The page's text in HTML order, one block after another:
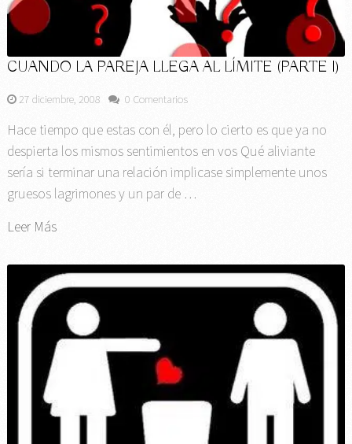
CUANDO LA PAREJA LLEGA AL LÍMITE (PARTE I)
27 diciembre, 2008 0 Comentarios
Hace tiempo que estas con él, pero lo cierto es que ya no
despierta los mismos sentimientos en vos Qué aliviante
sería si terminar una relación implicase simplemente unos
gruesos lagrimones y un par de …
Leer Más